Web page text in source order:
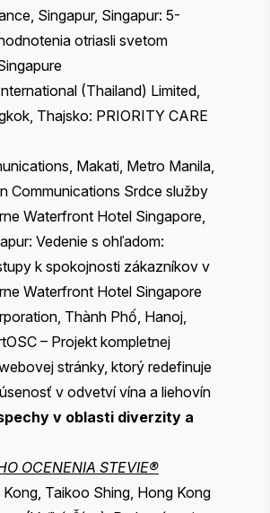
Singapur, Singapur: 5-
otriasli svetom
(Thailand) Limited,
Thajsko: PRIORITY CARE
Makati, Metro Manila,
Communications​ Srdce služby​
Waterfront Hotel Singapore,
Vedenie s ohľadom:
k spokojnosti zákazníkov v
Waterfront Hotel Singapore
Thành Phố, Hanoj,
– Projekt kompletnej
stránky, ktorý redefinuje
v odvetví vína a liehovín
v oblasti diverzity a
OCENENIA STEVIE®
Taikoo Shing, Hong Kong